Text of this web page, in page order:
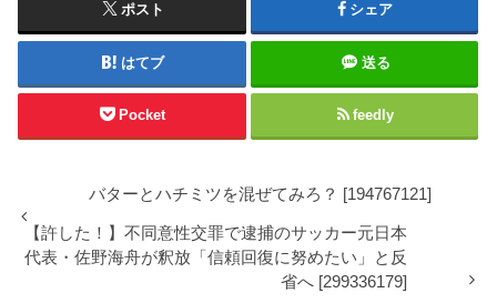
ポスト シェア
はてブ 送る
Pocket feedly
バターとハチミツを混ぜてみろ？ [194767121]
【許した！】不同意性交罪で逮捕のサッカー元日本
代表・佐野海舟が釈放「信頼回復に努めたい」と反
省へ [299336179]